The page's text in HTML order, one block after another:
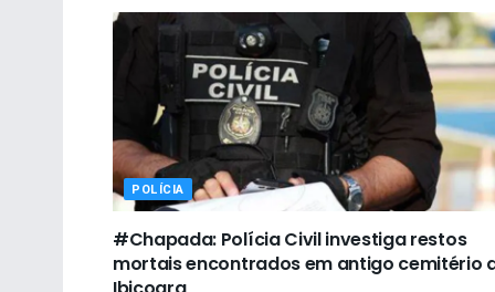
POLÍCIA
#Chapada: Polícia Civil investiga restos
mortais encontrados em antigo cemitério